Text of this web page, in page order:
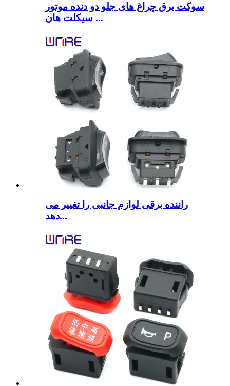
سوکت برق چراغ های جلو دو دنده موتور
سیکلت هان ...
راننده برقی لوازم جانبی را تغییر می
دهد...